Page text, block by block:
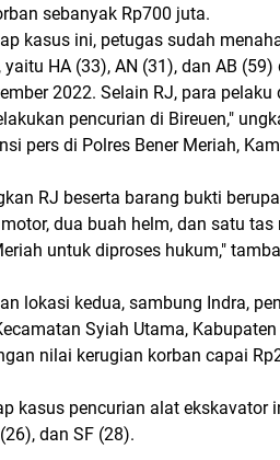
sebanyak Rp700 juta.
kasus ini, petugas sudah
yaitu HA (33), AN (31), dan AB
2022. Selain RJ, para
pencurian di Bireuen,"
pers di Polres Bener Meriah,
RJ beserta barang bukti
dua buah helm, dan satu
untuk diproses hukum,"
lokasi kedua, sambung Indra,
Syiah Utama,
nilai kerugian korban capai
kasus pencurian alat ekskavator
dan SF (28).